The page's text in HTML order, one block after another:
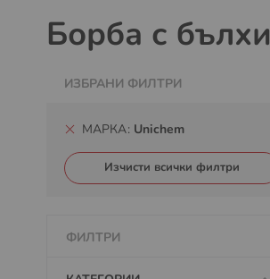
Борба с бълхи
ИЗБРАНИ ФИЛТРИ
МАРКА Unichem
Изчисти всички филтри
ФИЛТРИ